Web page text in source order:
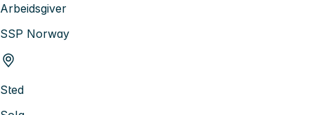
Arbeidsgiver
SSP Norway
Sted